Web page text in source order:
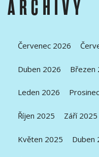
ARCHIVY
Červenec 2026
Duben 2026 Březen
Leden 2026
Říjen 2025 Září 2025
Květen 2025 Duben